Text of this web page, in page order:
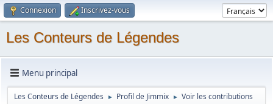
Connexion Inscrivez-vous
Les Conteurs de Légendes
Menu principal
Les Conteurs de Légendes ► Profil de Jimmix ► Voir les contributions